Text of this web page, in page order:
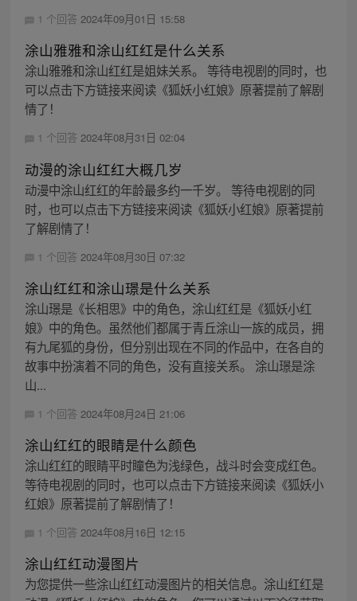
1 个回答 2024年09月01日 15:58
涂山雅雅和涂山红红是什么关系
涂山雅雅和涂山红红是姐妹关系。 等待电视剧的同时，也
可以点击下方链接来阅读《狐妖小红娘》原著提前了解剧
情了！
1 个回答 2024年08月31日 02:04
动漫的涂山红红大概几岁
动漫中涂山红红的年龄最多约一千岁。 等待电视剧的同
时，也可以点击下方链接来阅读《狐妖小红娘》原著提前
了解剧情了！
1 个回答 2024年08月30日 07:32
涂山红红和涂山璟是什么关系
涂山璟是《长相思》中的角色，涂山红红是《狐妖小红
娘》中的角色。虽然他们都属于青丘涂山一族的成员，拥
有九尾狐的身份，但分别出现在不同的作品中，在各自的
故事中扮演着不同的角色，没有直接关系。 涂山璟是涂
山...
1 个回答 2024年08月24日 21:06
涂山红红的眼睛是什么颜色
涂山红红的眼睛平时瞳色为浅绿色，战斗时会变成红色。
等待电视剧的同时，也可以点击下方链接来阅读《狐妖小
红娘》原著提前了解剧情了！
1 个回答 2024年08月16日 12:15
涂山红红动漫图片
为您提供一些涂山红红动漫图片的相关信息。涂山红红是